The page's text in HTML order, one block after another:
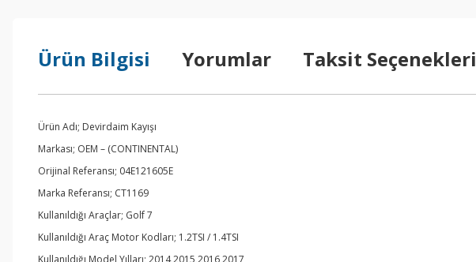
Ürün Bilgisi Yorumlar Taksit Seçenekleri
Ürün Adı; Devirdaim Kayışı
Markası; OEM – (CONTINENTAL)
Orijinal Referansı; 04E121605E
Marka Referansı; CT1169
Kullanıldığı Araçlar; Golf 7
Kullanıldığı Araç Motor Kodları; 1.2TSI / 1.4TSI
Kullanıldığı Model Yılları; 2014,2015,2016,2017